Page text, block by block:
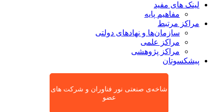
لینک های مفید
مفاهیم پایه
مراکز مرتبط
سازمان‌ها و نهادهای دولتی
مراکز علمی
مراکز پژوهشی
پیشکسوتان
شاخه‌ی صنعتی نور فناوران و شرکت های
عضو